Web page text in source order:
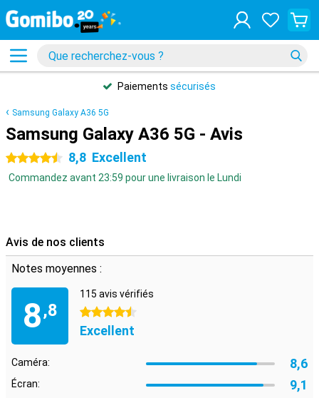
Paiements sécurisés
Samsung Galaxy A36 5G
Samsung Galaxy A36 5G - Avis
4.5 étoiles 8,8 Excellent
Commandez avant 23:59 pour une livraison le Lundi
Avis de nos clients
Notes moyennes :
8,8
115 avis vérifiés
4.5 étoiles
Excellent
Caméra: 8,6
Écran: 9,1